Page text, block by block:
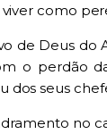
como
de Deus
o perdão
dos seus
no